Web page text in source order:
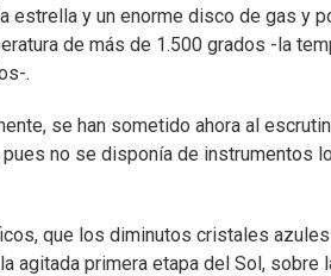
estrella y un enorme disco de gas y
de más de 1.500 grados -la
.
se han sometido ahora al
no se disponía de instrumentos
que los diminutos cristales
agitada primera etapa del Sol, sobre